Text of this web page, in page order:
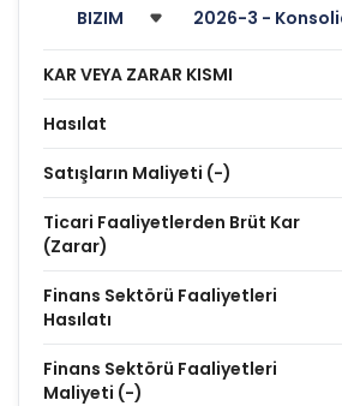
KAR VEYA ZARAR KISMI
Hasılat
Satışların Maliyeti (-)
Ticari Faaliyetlerden Brüt Kar
(Zarar)
Finans Sektörü Faaliyetleri
Hasılatı
Finans Sektörü Faaliyetleri
Maliyeti (-)